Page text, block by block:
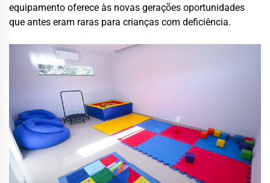
equipamento oferece às novas gerações oportunidades
que antes eram raras para crianças com deficiência.